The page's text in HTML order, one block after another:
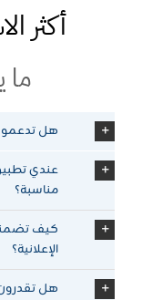
أكثر
ما
هل تدعمون
مناسبة؟
كيف
الإعلانية؟
هل